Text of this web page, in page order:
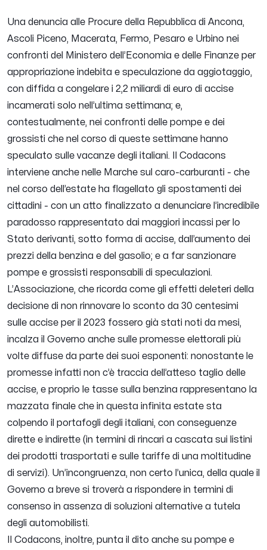
Una denuncia alle Procure della Repubblica di Ancona,
Ascoli Piceno, Macerata, Fermo, Pesaro e Urbino nei
confronti del Ministero dell’Economia e delle Finanze per
appropriazione indebita e speculazione da aggiotaggio,
con diffida a congelare i 2,2 miliardi di euro di accise
incamerati solo nell’ultima settimana; e,
contestualmente, nei confronti delle pompe e dei
grossisti che nel corso di queste settimane hanno
speculato sulle vacanze degli italiani. Il Codacons
interviene anche nelle Marche sul caro-carburanti - che
nel corso dell’estate ha flagellato gli spostamenti dei
cittadini - con un atto finalizzato a denunciare l’incredibile
paradosso rappresentato dai maggiori incassi per lo
Stato derivanti, sotto forma di accise, dall’aumento dei
prezzi della benzina e del gasolio; e a far sanzionare
pompe e grossisti responsabili di speculazioni.
L’Associazione, che ricorda come gli effetti deleteri della
decisione di non rinnovare lo sconto da 30 centesimi
sulle accise per il 2023 fossero già stati noti da mesi,
incalza il Governo anche sulle promesse elettorali più
volte diffuse da parte dei suoi esponenti: nonostante le
promesse infatti non c’è traccia dell’atteso taglio delle
accise, e proprio le tasse sulla benzina rappresentano la
mazzata finale che in questa infinita estate sta
colpendo il portafogli degli italiani, con conseguenze
dirette e indirette (in termini di rincari a cascata sui listini
dei prodotti trasportati e sulle tariffe di una moltitudine
di servizi). Un’incongruenza, non certo l’unica, della quale il
Governo a breve si troverà a rispondere in termini di
consenso in assenza di soluzioni alternative a tutela
degli automobilisti.
Il Codacons, inoltre, punta il dito anche su pompe e